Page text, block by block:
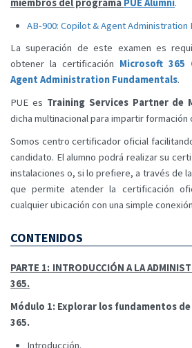
miembros del programa PUE Alumni.
AB-900: Copilot & Agent Administration
La superación de este examen es
obtener la certificación Microsoft
Agent Administration Fundamentals.
PUE es Training Services Partner de
dicha multinacional para impartir
Somos centro certificador oficial
candidato. El alumno podrá realizar su
instalaciones o, si lo prefiere, a través de
que permite atender la certificación
cualquier ubicación con una simple
CONTENIDOS
PARTE 1: INTRODUCCIÓN A LA
365.
Módulo 1: Explorar los fundamentos
365.
Introducción.